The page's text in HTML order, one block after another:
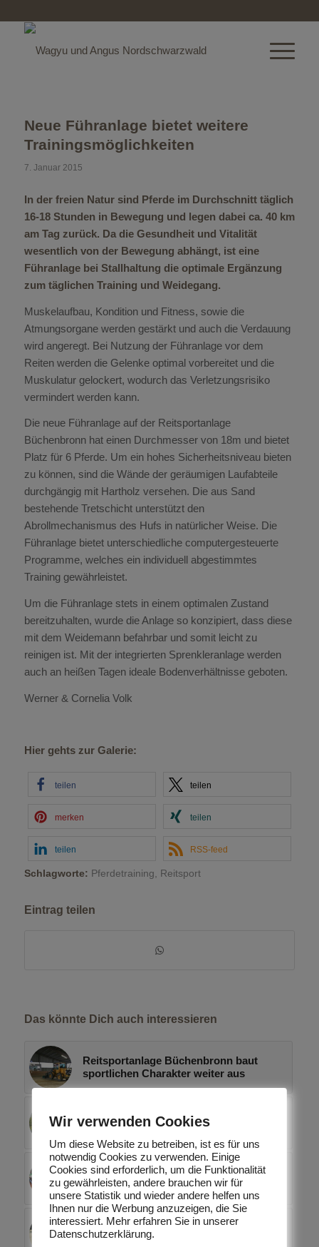
Neue Führanlage bietet weitere
Trainingsmöglichkeiten
7. Januar 2015
In der freien Natur sind Pferde im Durchschnitt täglich
16-18 Stunden in Bewegung und legen dabei ca. 40 km
am Tag zurück. Da die Gesundheit und Vitalität
wesentlich von der Bewegung abhängt, ist eine
Führanlage bei Stallhaltung die optimale Ergänzung
zum täglichen Training und Weidegang.
Muskelaufbau, Kondition und Fitness, sowie die
Atmungsorgane werden gestärkt und auch die Verdauung
wird angeregt. Bei Nutzung der Führanlage vor dem
Reiten werden die Gelenke optimal vorbereitet und die
Muskulatur gelockert, wodurch das Verletzungsrisiko
vermindert werden kann.
Die neue Führanlage auf der Reitsportanlage
Büchenbronn hat einen Durchmesser von 18m und bietet
Platz für 6 Pferde. Um ein hohes Sicherheitsniveau bieten
zu können, sind die Wände der geräumigen Laufabteile
durchgängig mit Hartholz versehen. Die aus Sand
bestehende Tretschicht unterstützt den
Abrollmechanismus des Hufs in natürlicher Weise. Die
Führanlage bietet unterschiedliche computergesteuerte
Programme, welches ein individuell abgestimmtes
Training gewährleistet.
Um die Führanlage stets in einem optimalen Zustand
bereitzuhalten, wurde die Anlage so konzipiert, dass diese
mit dem Weidemann befahrbar und somit leicht zu
reinigen ist. Mit der integrierten Sprenkleranlage werden
auch an heißen Tagen ideale Bodenverhältnisse geboten.
Werner & Cornelia Volk
Hier gehts zur Galerie:
teilen teilen
merken teilen
teilen RSS-feed
Schlagworte: Pferdetraining, Reitsport
Eintrag teilen
Das könnte Dich auch interessieren
Reitsportanlage Büchenbronn baut
sportlichen Charakter weiter aus
Cornelia Volk auch in 2016
Kadermitglied!
Cornelia Volk im Kader aufgenommen!
Außenplatz der Reitsportanlage
Büchenbronn erneuert
Wir verwenden Cookies
Um diese Website zu betreiben, ist es für uns
notwendig Cookies zu verwenden. Einige
Cookies sind erforderlich, um die Funktionalität
zu gewährleisten, andere brauchen wir für
unsere Statistik und wieder andere helfen uns
Ihnen nur die Werbung anzuzeigen, die Sie
interessiert. Mehr erfahren Sie in unserer
Datenschutzerklärung.